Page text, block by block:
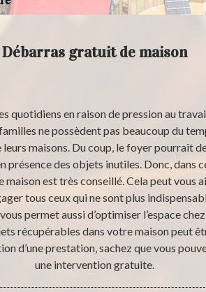
Débarras gratuit de maison
quotidiens en raison de pression au
ne possèdent pas beaucoup du
leurs maisons. Du coup, le foyer pourrait
présence des objets inutiles. Donc, dans
maison est très conseillé. Cela peut vous
tous ceux qui ne sont plus
permet aussi d’optimiser l’espace
récupérables dans votre maison peut
d’une prestation, sachez que vous
une intervention gratuite.